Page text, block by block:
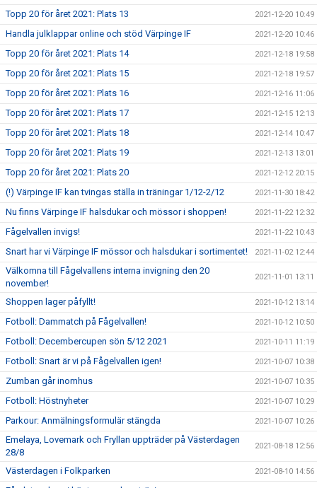
Topp 20 för året 2021: Plats 13 2021-12-20 10:49
Handla julklappar online och stöd Värpinge IF 2021-12-20 10:46
Topp 20 för året 2021: Plats 14 2021-12-18 19:58
Topp 20 för året 2021: Plats 15 2021-12-18 19:57
Topp 20 för året 2021: Plats 16 2021-12-16 11:06
Topp 20 för året 2021: Plats 17 2021-12-15 12:13
Topp 20 för året 2021: Plats 18 2021-12-14 10:47
Topp 20 för året 2021: Plats 19 2021-12-13 13:01
Topp 20 för året 2021: Plats 20 2021-12-12 20:15
(!) Värpinge IF kan tvingas ställa in träningar 1/12-2/12 2021-11-30 18:42
Nu finns Värpinge IF halsdukar och mössor i shoppen! 2021-11-22 12:32
Fågelvallen invigs! 2021-11-22 10:43
Snart har vi Värpinge IF mössor och halsdukar i sortimentet! 2021-11-02 12:44
Välkomna till Fågelvallens interna invigning den 20
november!
2021-11-01 13:11
Shoppen lager påfyllt! 2021-10-12 13:14
Fotboll: Dammatch på Fågelvallen! 2021-10-12 10:50
Fotboll: Decembercupen sön 5/12 2021 2021-10-11 11:19
Fotboll: Snart är vi på Fågelvallen igen! 2021-10-07 10:38
Zumban går inomhus 2021-10-07 10:35
Fotboll: Höstnyheter 2021-10-07 10:29
Parkour: Anmälningsformulär stängda 2021-10-07 10:26
Emelaya, Lovemark och Fryllan uppträder på Västerdagen
28/8
2021-08-18 12:56
Västerdagen i Folkparken 2021-08-10 14:56